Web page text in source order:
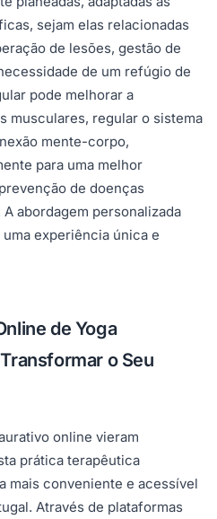
sejam elas relacionadas
de lesões, gestão de
de um refúgio de
pode melhorar a
musculares, regular o sistema
mente-corpo,
para uma melhor
de doenças
abordagem personalizada
experiência única e
de Yoga
o Seu
online vieram
prática terapêutica
mais conveniente e acessível
Através de plataformas